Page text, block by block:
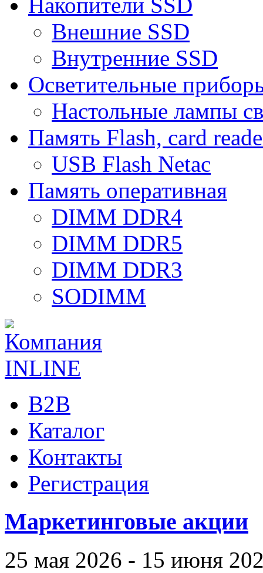
Накопители SSD
Внешние SSD
Внутренние SSD
Осветительные
Настольные лампы
Память Flash, card
USB Flash Netac
Память оперативная
DIMM DDR4
DIMM DDR5
DIMM DDR3
SODIMM
B2B
Каталог
Контакты
Регистрация
Маркетинговые акции
25 мая 2026 - 15 июня